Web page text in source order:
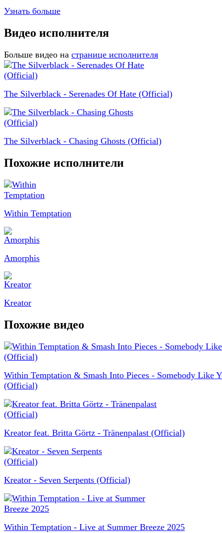
Узнать больше
Видео исполнителя
Больше видео на странице исполнителя
The Silverblack - Serenades Of Hate (Official)
The Silverblack - Chasing Ghosts (Official)
Похожие исполнители
Within Temptation
Amorphis
Kreator
Похожие видео
Within Temptation & Smash Into Pieces - Somebody Like
(Official)
Kreator feat. Britta Görtz - Tränenpalast (Official)
Kreator - Seven Serpents (Official)
Within Temptation - Live at Summer Breeze 2025